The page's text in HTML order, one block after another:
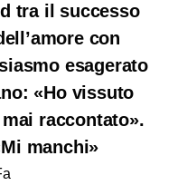
tra il successo
con
esagerato
«Ho vissuto
raccontato».
manchi»